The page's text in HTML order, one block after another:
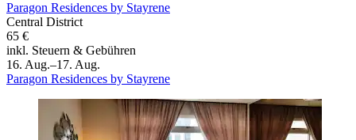
Paragon Residences by Stayrene
Central District
65 €
inkl. Steuern & Gebühren
16. Aug.–17. Aug.
Paragon Residences by Stayrene